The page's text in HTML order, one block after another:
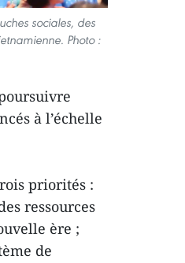
sociales, des
Photo :
à l’échelle
priorités :
ressources
ère ;
de